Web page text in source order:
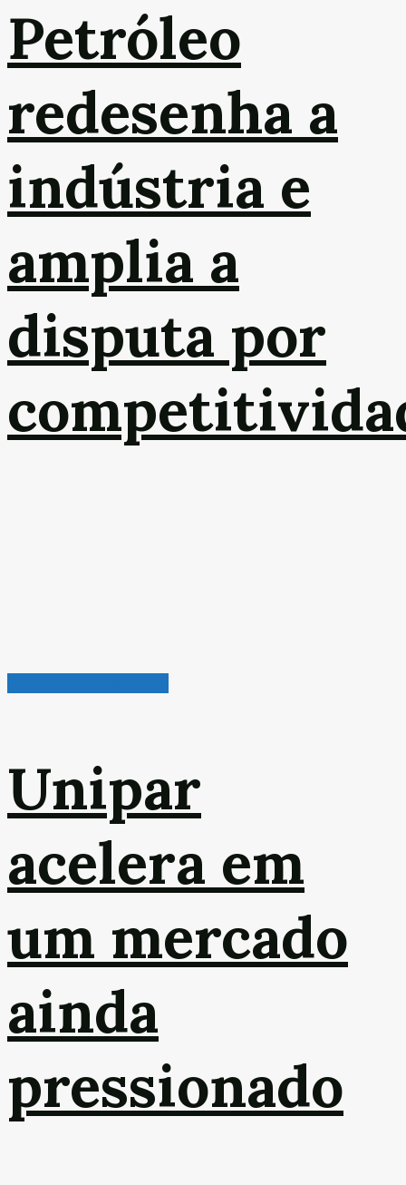
Petróleo
redesenha a
indústria e
amplia a
disputa por
Unipar
acelera em
um mercado
ainda
pressionado